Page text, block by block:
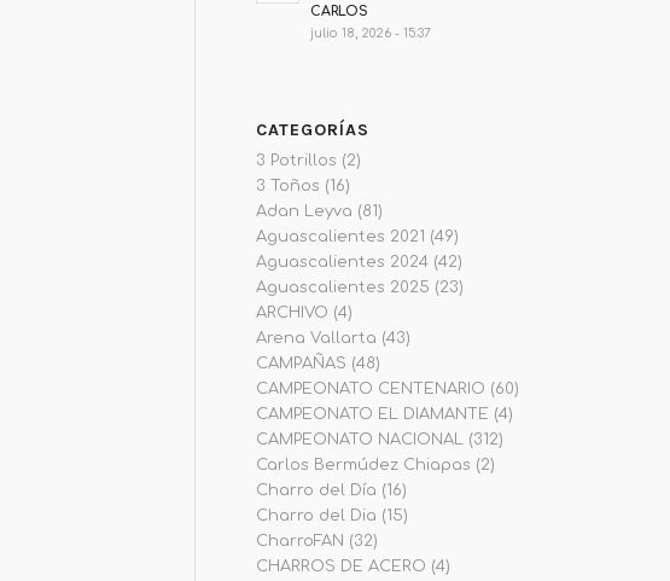
CARLOS
julio 18, 2026 - 15:37
CATEGORÍAS
3 Potrillos (2)
3 Toños (16)
Adan Leyva (81)
Aguascalientes 2021 (49)
Aguascalientes 2024 (42)
Aguascalientes 2025 (23)
ARCHIVO (4)
Arena Vallarta (43)
CAMPAÑAS (48)
CAMPEONATO CENTENARIO (60)
CAMPEONATO EL DIAMANTE (4)
CAMPEONATO NACIONAL
(312)
Carlos Bermúdez Chiapas (2)
Charro del Día (16)
Charro del Dia (15)
CharroFAN (32)
CHARROS DE ACERO (4)